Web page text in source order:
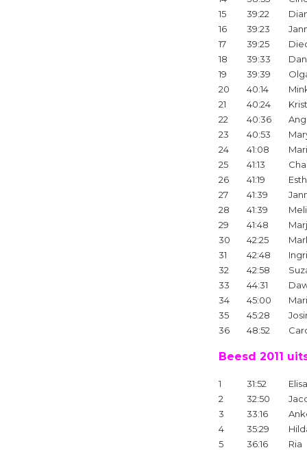
15
39:22
16
39:23
17
39:25
18
39:33
19
39:39
20
40:14
21
40:24
22
40:36
23
40:53
24
41:08
25
41:13
26
41:19
27
41:39
28
41:39
29
41:48
30
42:25
31
42:48
32
42:58
33
44:31
34
45:00
35
45:28
36
48:52
Beesd 2011
1 31:52
2
32:50
3
33:16
4
35:29
5
36:16
Ria